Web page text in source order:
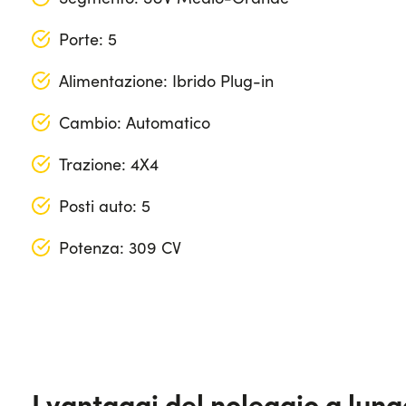
Porte: 5
Alimentazione: Ibrido Plug-in
Cambio: Automatico
Trazione: 4X4
Posti auto: 5
Potenza: 309 CV
Bagagliaio (max): 1574 lt